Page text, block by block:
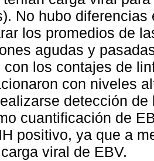
No hubo
los promedios de
agudas y
con los contajes de
con niveles
detección
cuantificación de
positivo, ya que a
viral de EBV.